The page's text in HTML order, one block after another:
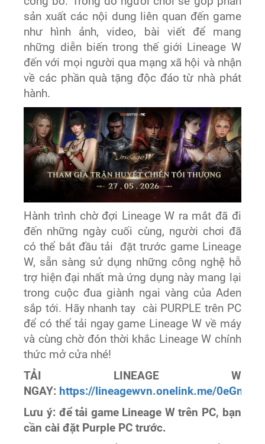
sản xuất các nội dung liên quan đến game
như hình ảnh, video, bài viết để mang
những diễn biến trong thế giới Lineage W
đến với mọi người qua mạng xã hội và nhận
về các phần quà tặng độc đáo từ nhà phát
hành.
Hành trình chờ đợi Lineage W ra mắt đã đi
đến những ngày cuối cùng, người chơi đã
có thể bắt đầu tải đặt trước game Lineage
W, sẵn sàng sử dụng những công nghệ hỗ
trợ hiện đại nhất mà ứng dụng này mang lại
trong cuộc đua giành ngai vàng của Aden
sắp tới. Hãy nhanh tay cài PURPLE trên PC
để có thể tải ngay game Lineage W về máy
và cùng chờ đón thời khắc Lineage W chính
thức mở cửa nhé!
TẢI LINEAGE W
NGAY: https://lineagewvn.onelink.me/0eGn/
Lưu ý: để tải game Lineage W trên PC, bạn
cần cài đặt Purple PC trước.